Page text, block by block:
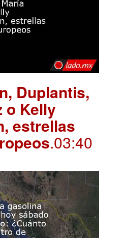
Duplantis,
o Kelly
estrellas
.03:40